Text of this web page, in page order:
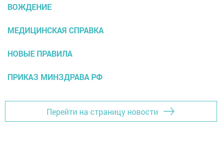
ВОЖДЕНИЕ
МЕДИЦИНСКАЯ СПРАВКА
НОВЫЕ ПРАВИЛА
ПРИКАЗ МИНЗДРАВА РФ
Перейти на страницу новости